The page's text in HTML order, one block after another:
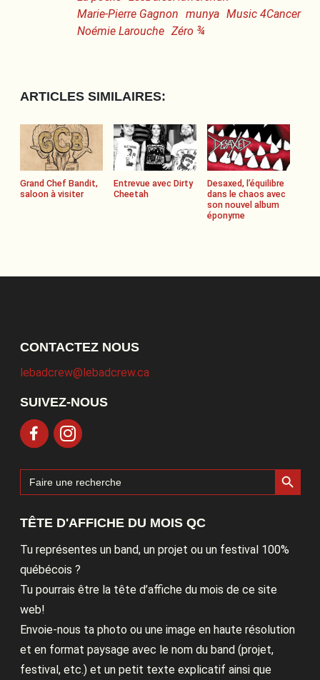
Marie-Pierre Gagnon munya Music 4Cancer
Noémie Larouche Zéro ¾
ARTICLES SIMILAIRES:
Grand Chef Bandit,
saloon à visiter
Entrevue avec Dirty
Cheetah
Desaxed, l’équilibre
dans le chaos avec
son nouvel album
éponyme
CONTACTEZ NOUS
lebadcrew@lebadcrew.ca
SUIVEZ-NOUS
Search
for:
Search Button
TÊTE D'AFFICHE DU MOIS QC
Tu représentes un band, un projet ou un festival 100%
québécois ?
Tu pourrais être la tête d’affiche du mois de ce site
web!
Envoie-nous ta photo ou une image en haute résolution
et en format paysage avec le nom du band (projet,
festival, etc.) et un petit texte explicatif ainsi que